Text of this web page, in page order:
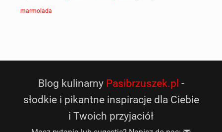
marmolada
Blog kulinarny Pasibrzuszek.pl -
słodkie i pikantne inspiracje dla Ciebie
i Twoich przyjaciół